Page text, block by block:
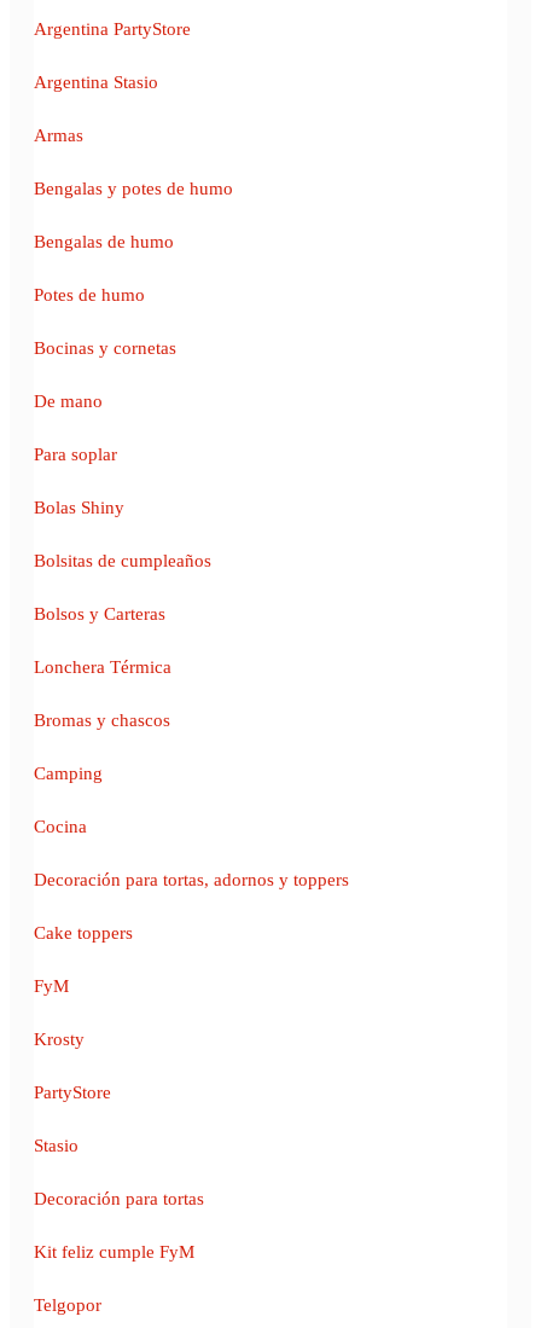
Argentina PartyStore
Argentina Stasio
Armas
Bengalas y potes de humo
Bengalas de humo
Potes de humo
Bocinas y cornetas
De mano
Para soplar
Bolas Shiny
Bolsitas de cumpleaños
Bolsos y Carteras
Lonchera Térmica
Bromas y chascos
Camping
Cocina
Decoración para tortas, adornos y toppers
Cake toppers
FyM
Krosty
PartyStore
Stasio
Decoración para tortas
Kit feliz cumple FyM
Telgopor